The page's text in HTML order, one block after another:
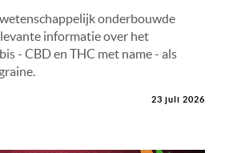
onderbouwde
informatie over het
- CBD en THC met name - als
23 juli 2026